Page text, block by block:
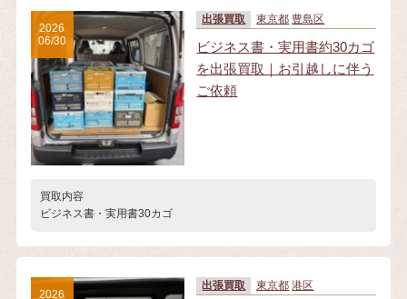
出張買取 東京都 豊島区
ビジネス書・実用書約30カゴ
を出張買取｜お引越しに伴う
ご依頼
買取内容
ビジネス書・実用書30カゴ
2026
06/30
出張買取 東京都 港区
2026